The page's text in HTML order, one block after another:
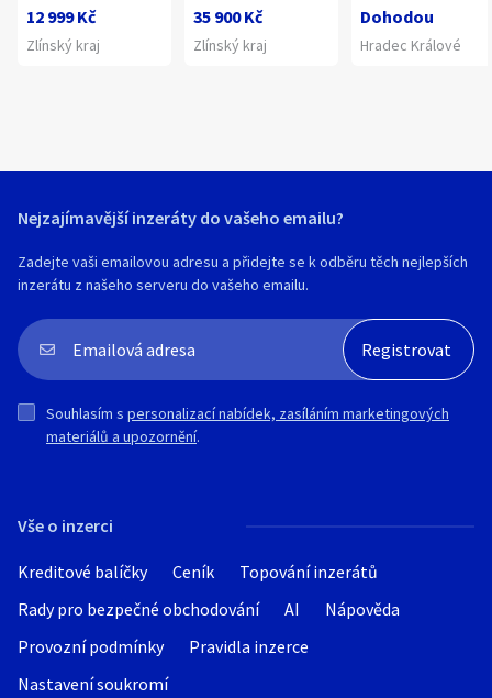
12 999 Kč
Zlínský kraj
35 900 Kč
Zlínský kraj
Dohodou
Hradec Králové
Vše o inzerci
Kreditové balíčky Ceník
Topování inzerátů
Rady pro bezpečné obchodování
AI
Nápověda
Provozní podmínky
Pravidla inzerce
Nastavení soukromí
Nejzajímavější inzeráty do vašeho emailu?
Zadejte vaši emailovou adresu a přidejte se k odběru těch nejlepších
inzerátu z našeho serveru do vašeho emailu.
Souhlasím s personalizací nabídek, zasíláním marketingových
materiálů a upozornění.